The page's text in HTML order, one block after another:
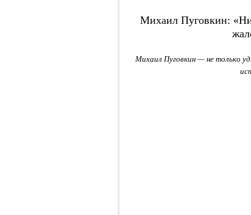
Михаил Пуговкин:
Михаил Пуговкин — не только